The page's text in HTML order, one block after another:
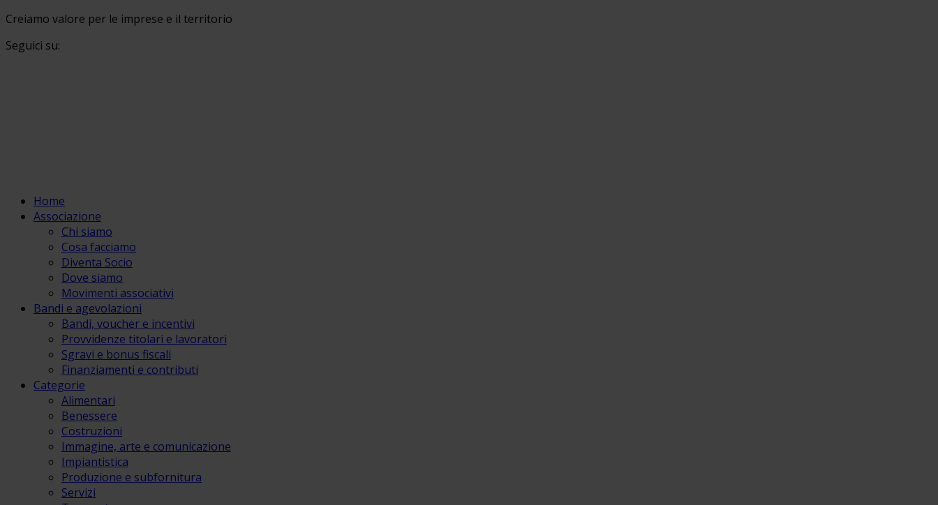
Creiamo valore per le imprese e il territorio
Seguici su:
Home
Associazione
Chi siamo
Cosa facciamo
Diventa Socio
Dove siamo
Movimenti associativi
Bandi e agevolazioni
Bandi, voucher e incentivi
Provvidenze titolari e lavoratori
Sgravi e bonus fiscali
Finanziamenti e contributi
Categorie
Alimentari
Benessere
Costruzioni
Immagine, arte e comunicazione
Impiantistica
Produzione e subfornitura
Servizi